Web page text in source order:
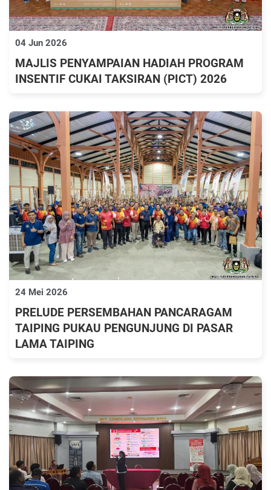
04 Jun 2026
MAJLIS PENYAMPAIAN HADIAH PROGRAM
INSENTIF CUKAI TAKSIRAN (PICT) 2026
24 Mei 2026
PRELUDE PERSEMBAHAN PANCARAGAM
TAIPING PUKAU PENGUNJUNG DI PASAR
LAMA TAIPING